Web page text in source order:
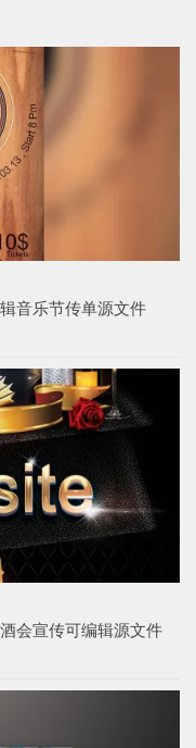
音乐节传单源文件
会宣传可编辑源文件